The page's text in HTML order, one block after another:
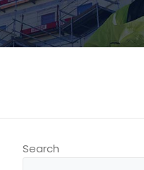
Search